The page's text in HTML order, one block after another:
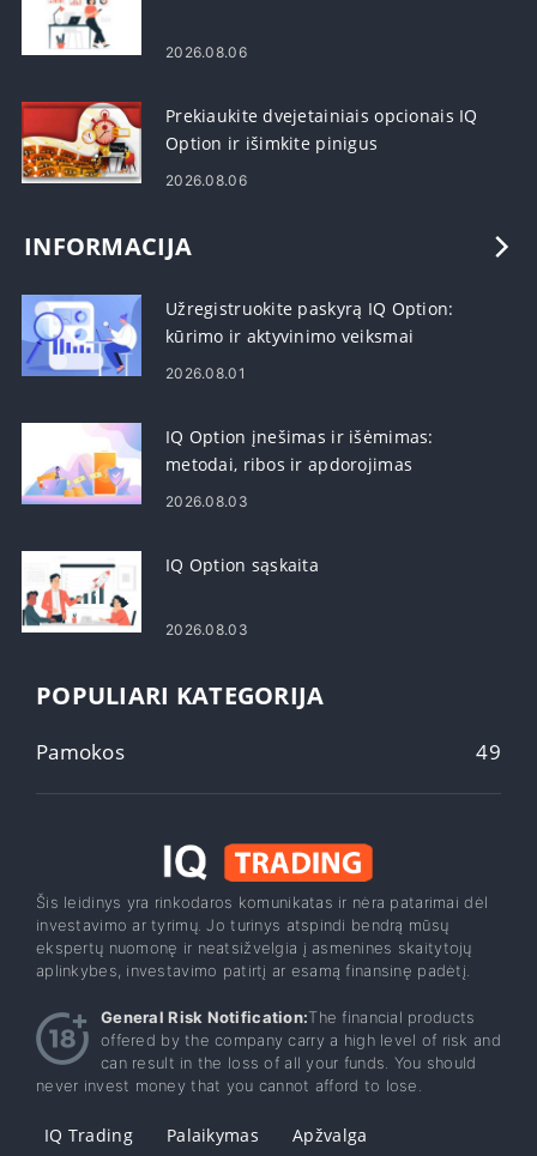
2026.08.06
Prekiaukite dvejetainiais opcionais IQ
Option ir išimkite pinigus
2026.08.06
INFORMACIJA
Užregistruokite paskyrą IQ Option:
kūrimo ir aktyvinimo veiksmai
2026.08.01
IQ Option įnešimas ir išėmimas:
metodai, ribos ir apdorojimas
2026.08.03
IQ Option sąskaita
2026.08.03
POPULIARI KATEGORIJA
Pamokos 49
Šis leidinys yra rinkodaros komunikatas ir nėra patarimai dėl
investavimo ar tyrimų. Jo turinys atspindi bendrą mūsų
ekspertų nuomonę ir neatsižvelgia į asmenines skaitytojų
aplinkybes, investavimo patirtį ar esamą finansinę padėtį.
General Risk Notification:The financial products
offered by the company carry a high level of risk and
can result in the loss of all your funds. You should
never invest money that you cannot afford to lose.
IQ Trading Palaikymas Apžvalga